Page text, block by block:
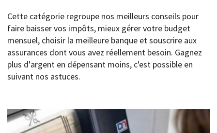
Cette catégorie regroupe nos meilleurs conseils pour
faire baisser vos impôts, mieux gérer votre budget
mensuel, choisir la meilleure banque et souscrire aux
assurances dont vous avez réellement besoin. Gagnez
plus d'argent en dépensant moins, c'est possible en
suivant nos astuces.